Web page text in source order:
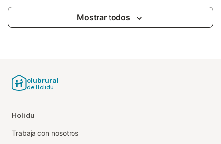
Mostrar todos
clubrural
de Holidu
Holidu
Trabaja con nosotros